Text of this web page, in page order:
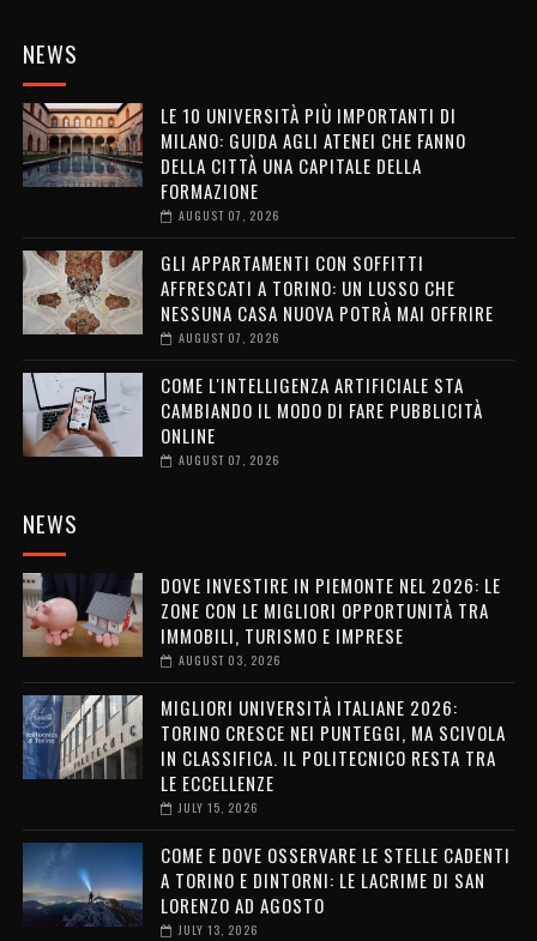
NEWS
LE 10 UNIVERSITÀ PIÙ IMPORTANTI DI
MILANO: GUIDA AGLI ATENEI CHE FANNO
DELLA CITTÀ UNA CAPITALE DELLA
FORMAZIONE
AUGUST 07, 2026
GLI APPARTAMENTI CON SOFFITTI
AFFRESCATI A TORINO: UN LUSSO CHE
NESSUNA CASA NUOVA POTRÀ MAI OFFRIRE
AUGUST 07, 2026
COME L'INTELLIGENZA ARTIFICIALE STA
CAMBIANDO IL MODO DI FARE PUBBLICITÀ
ONLINE
AUGUST 07, 2026
NEWS
DOVE INVESTIRE IN PIEMONTE NEL 2026: LE
ZONE CON LE MIGLIORI OPPORTUNITÀ TRA
IMMOBILI, TURISMO E IMPRESE
AUGUST 03, 2026
MIGLIORI UNIVERSITÀ ITALIANE 2026:
TORINO CRESCE NEI PUNTEGGI, MA SCIVOLA
IN CLASSIFICA. IL POLITECNICO RESTA TRA
LE ECCELLENZE
JULY 15, 2026
COME E DOVE OSSERVARE LE STELLE CADENTI
A TORINO E DINTORNI: LE LACRIME DI SAN
LORENZO AD AGOSTO
JULY 13, 2026